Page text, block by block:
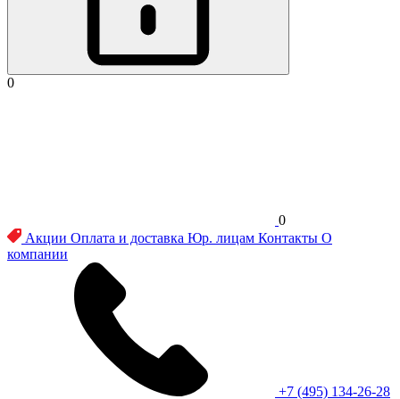
0
0
Акции Оплата и доставка Юр. лицам Контакты О
компании
+7 (495) 134-26-28